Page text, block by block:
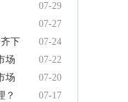
司
司
公司
07-29
07-27
下
07-24
场
07-22
场
07-20
？
07-17